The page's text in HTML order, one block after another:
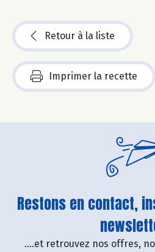
Retour à la liste
Imprimer la recette
Restons en contact,
....et retrouvez nos offres,